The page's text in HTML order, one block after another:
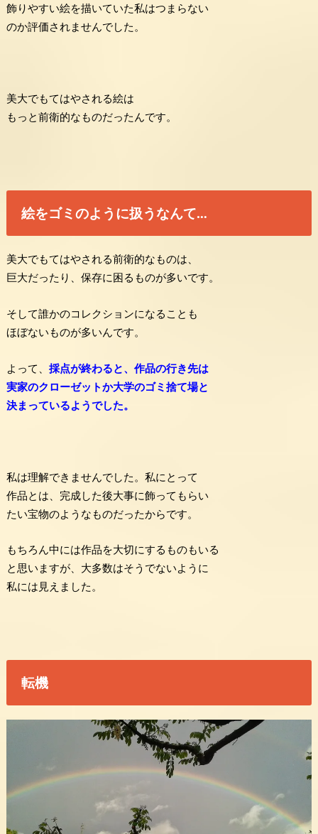
飾りやすい絵を描いていた私はつまらない
のか評価されませんでした。
美大でもてはやされる絵は
もっと前衛的なものだったんです。
絵をゴミのように扱うなんて…
美大でもてはやされる前衛的なものは、
巨大だったり、保存に困るものが多いです。
そして誰かのコレクションになることも
ほぼないものが多いんです。
よって、 採点が終わると、作品の行き先は
実家のクローゼットか大学のゴミ捨て場と
決まっているようでした。
私は理解できませんでした。私にとって
作品とは、完成した後大事に飾ってもらい
たい宝物のようなものだったからです。
もちろん中には作品を大切にするものもいる
と思いますが、大多数はそうでないように
私には見えました。
転機